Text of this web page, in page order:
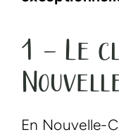
1 – Le
En Nouvelle-